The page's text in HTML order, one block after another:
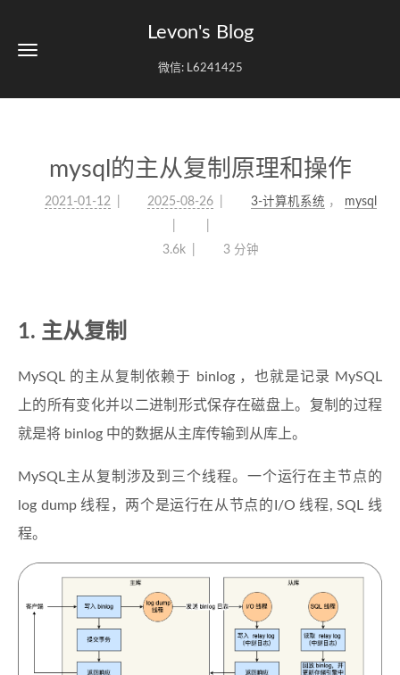
Levon's Blog
微信: L6241425
mysql的主从复制原理和操作
2021-01-12 2025-08-26 3-计算机系统 ， mysql
3.6k 3 分钟
1. 主从复制
MySQL 的主从复制依赖于 binlog ，也就是记录 MySQL
上的所有变化并以二进制形式保存在磁盘上。复制的过程
就是将 binlog 中的数据从主库传输到从库上。
MySQL主从复制涉及到三个线程。一个运行在主节点的
log dump 线程，两个是运行在从节点的I/O 线程, SQL 线
程。